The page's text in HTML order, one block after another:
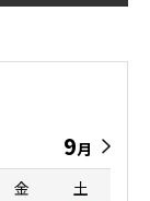
9月
金
土